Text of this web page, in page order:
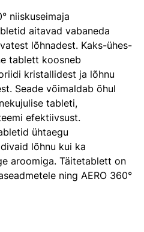
niiskuseimaja
aitavad vabaneda
lõhnadest. Kaks-ühes-
tablett koosneb
kristallidest ja lõhnu
Seade võimaldab õhul
tableti,
efektiivsust.
ühtaegu
lõhnu kui ka
aroomiga. Täitetablett on
ning AERO 360°